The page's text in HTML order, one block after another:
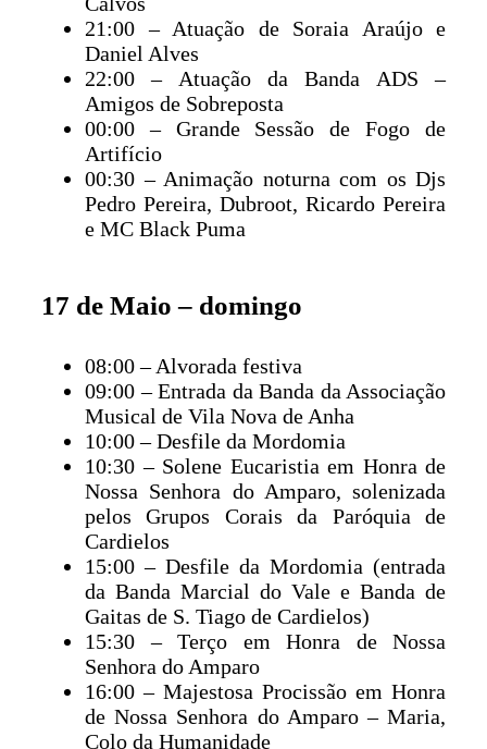
21:00 – Atuação de Soraia Araújo e
Daniel Alves
22:00 – Atuação da Banda ADS –
Amigos de Sobreposta
00:00 – Grande Sessão de Fogo de
Artifício
00:30 – Animação noturna com os Djs
Pedro Pereira, Dubroot, Ricardo Pereira
e MC Black Puma
17 de Maio – domingo
08:00 – Alvorada festiva
09:00 – Entrada da Banda da Associação
Musical de Vila Nova de Anha
10:00 – Desfile da Mordomia
10:30 – Solene Eucaristia em Honra de
Nossa Senhora do Amparo, solenizada
pelos Grupos Corais da Paróquia de
Cardielos
15:00 – Desfile da Mordomia (entrada
da Banda Marcial do Vale e Banda de
Gaitas de S. Tiago de Cardielos)
15:30 – Terço em Honra de Nossa
Senhora do Amparo
16:00 – Majestosa Procissão em Honra
de Nossa Senhora do Amparo – Maria,
Colo da Humanidade